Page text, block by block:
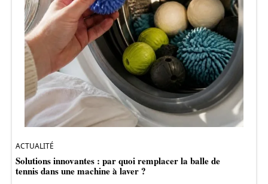
ACTUALITÉ
Solutions innovantes : par quoi remplacer la balle de
tennis dans une machine à laver ?